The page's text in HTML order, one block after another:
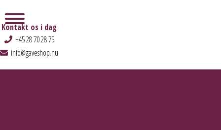
Kontakt os i dag
+45 28 70 28 75
info@gaveshop.nu